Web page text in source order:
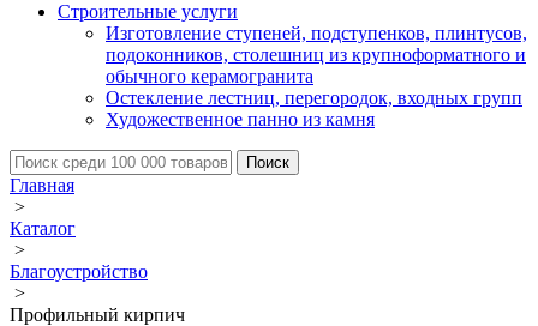
Строительные услуги
Изготовление ступеней, подступенков, плинтусов,
подоконников, столешниц из крупноформатного и
обычного керамогранита
Остекление лестниц, перегородок, входных групп
Художественное панно из камня
Главная
>
Каталог
>
Благоустройство
>
Профильный кирпич